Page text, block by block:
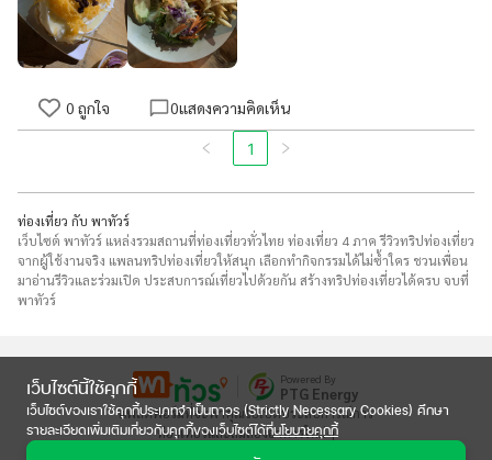
เว็บไซต์นี้ใช้คุกกี้
เว็บไซต์ของเราใช้คุกกี้ประเภทจำเป็นถาวร (Strictly Necessary Cookies) ศึกษา
รายละเอียดเพิ่มเติมเกี่ยวกับคุกกี้ของเว็บไซต์ได้ที่นโยบายคุกกี้
0 ถูกใจ 0แสดงความคิดเห็น
1
ท่องเที่ยว กับ พาทัวร์
เว็บไซต์ พาทัวร์ แหล่งรวมสถานที่ท่องเที่ยวทั่วไทย ท่องเที่ยว 4 ภาค รีวิวทริปท่องเที่ยว
จากผู้ใช้งานจริง แพลนทริปท่องเที่ยวให้สนุก เลือกทำกิจกรรมได้ไม่ซ้ำใคร ชวนเพื่อน
มาอ่านรีวิวและร่วมเปิด ประสบการณ์เที่ยวไปด้วยกัน สร้างทริปท่องเที่ยวได้ครบ จบที่
พาทัวร์
Powered By
PTG Energy
แพลตฟอร์มที่จะพาคุณไปเปิดประสบการณ์การ
ท่องเที่ยวและลิ้มลองอาหารใหม่ๆ